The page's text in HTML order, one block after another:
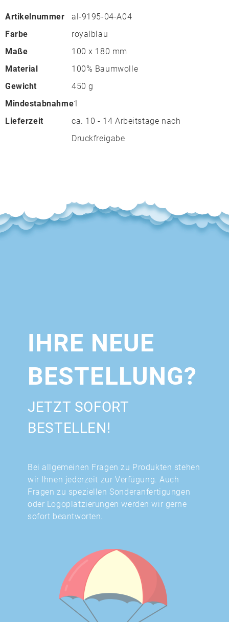
Artikelnummer
al-9195-04-A04
Farbe
royalblau
Maße
100 x 180 mm
Material
100% Baumwolle
Gewicht
450 g
Mindestabnahme1
Lieferzeit
ca. 10 - 14 Arbeitstage nach
Druckfreigabe
IHRE NEUE
BESTELLUNG?
JETZT SOFORT
BESTELLEN!
Bei allgemeinen Fragen zu Produkten stehen
wir Ihnen jederzeit zur Verfügung. Auch
Fragen zu speziellen Sonderanfertigungen
oder Logoplatzierungen werden wir gerne
sofort beantworten.